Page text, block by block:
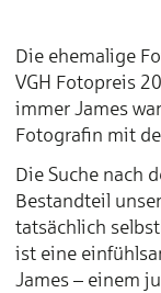
Die ehemalige
VGH Fotopreis
immer James
Fotografin mit
Die Suche nach
Bestandteil
tatsächlich
ist eine
James – einem